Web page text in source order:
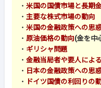
・ 米国の国債市場と長期
・ 主要な株式市場の動向
・ 米国の金融政策への思
・ 原油価格の動向(金を中
・ ギリシャ問題
・ 金融当局者や要人によ
・ 日本の金融政策への思
・
ドイツ国債の利回りの